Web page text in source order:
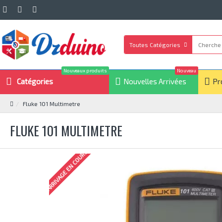
Toutes Catégories
Catégories
Nouveaux produits
Nouvelles Arrivées
Nouveau
Fluke 101 Multimetre
FLUKE 101 MULTIMETRE
ARRIVAGE EN COURS